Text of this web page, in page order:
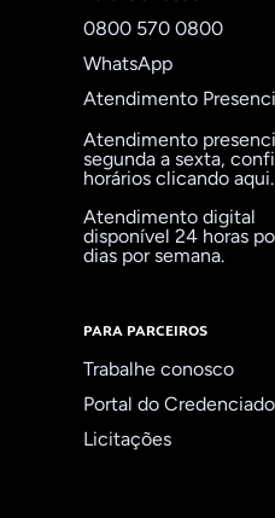
0800 570 0800
WhatsApp
Atendimento
Atendimento
segunda a sexta,
horários clicando aqui.
Atendimento digital
disponível 24 horas
dias por semana.
PARA PARCEIROS
Trabalhe conosco
Portal do Credenciado
Licitações